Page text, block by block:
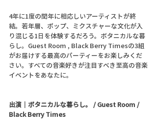
4年に1度の閏年に相応しいアーティストが終
結。若年層、ポップ、ミクスチャーな文化が入
り混じる1日を体験するだろう。ボタニカルな暮
らし。Guest Room , Black Berry Timesの3組
がお届けする最高のパーティーをお楽しみくだ
さい。すべての音楽好きが注目すべき至高の音楽
イベントをあなたに。
出演｜ボタニカルな暮らし。 / Guest Room /
Black Berry Times